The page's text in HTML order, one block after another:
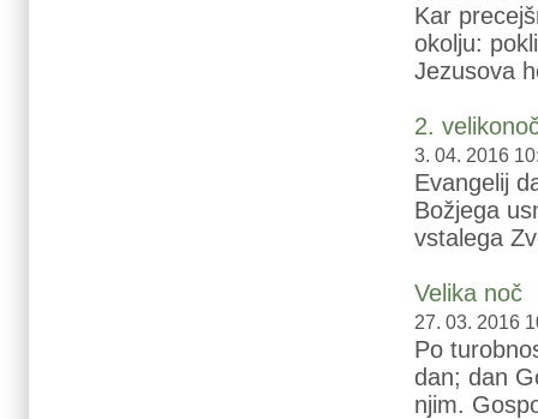
Kar
okolju:
Jezusova
2.
3. 04. 2016
Evangelij
Božjega
vstalega
Velika noč
27. 03. 2016
Po
dan; dan
njim.